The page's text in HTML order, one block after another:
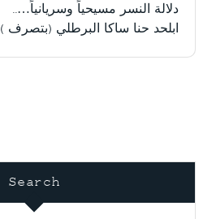
دلالة النسر مسيحياً وسريانياً…..
ابلحد حنا ساكا البرطلي (بتصرف )
Search